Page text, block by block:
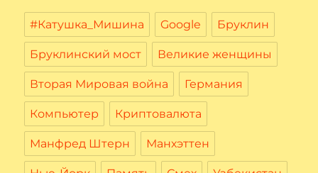
#Катушка_Мишина Google Бруклин
Бруклинский мост Великие женщины
Вторая Мировая война Германия
Компьютер Криптовалюта
Манфред Штерн Манхэттен